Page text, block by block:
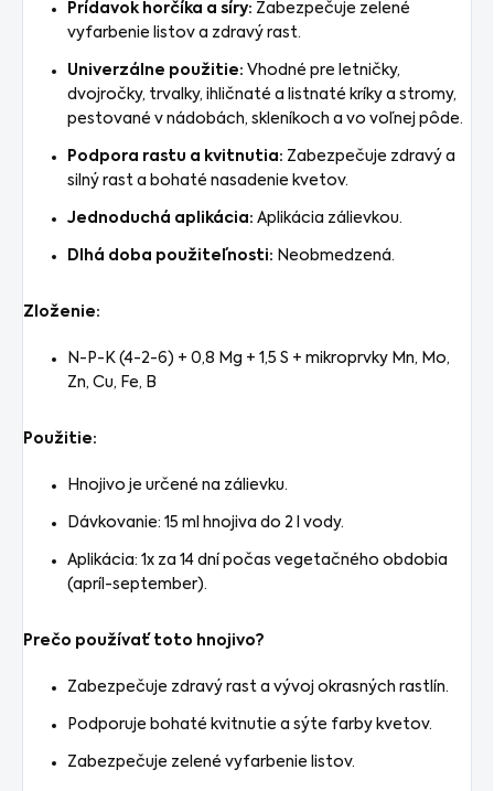
Prídavok horčíka a síry: Zabezpečuje zelené
vyfarbenie listov a zdravý rast.
Univerzálne použitie: Vhodné pre letničky,
dvojročky, trvalky, ihličnaté a listnaté kríky a stromy,
pestované v nádobách, skleníkoch a vo voľnej pôde.
Podpora rastu a kvitnutia: Zabezpečuje zdravý a
silný rast a bohaté nasadenie kvetov.
Jednoduchá aplikácia: Aplikácia zálievkou.
Dlhá doba použiteľnosti: Neobmedzená.
Zloženie:
N-P-K (4-2-6) + 0,8 Mg + 1,5 S + mikroprvky Mn, Mo,
Zn, Cu, Fe, B
Použitie:
Hnojivo je určené na zálievku.
Dávkovanie: 15 ml hnojiva do 2 l vody.
Aplikácia: 1x za 14 dní počas vegetačného obdobia
(apríl-september).
Prečo používať toto hnojivo?
Zabezpečuje zdravý rast a vývoj okrasných rastlín.
Podporuje bohaté kvitnutie a sýte farby kvetov.
Zabezpečuje zelené vyfarbenie listov.